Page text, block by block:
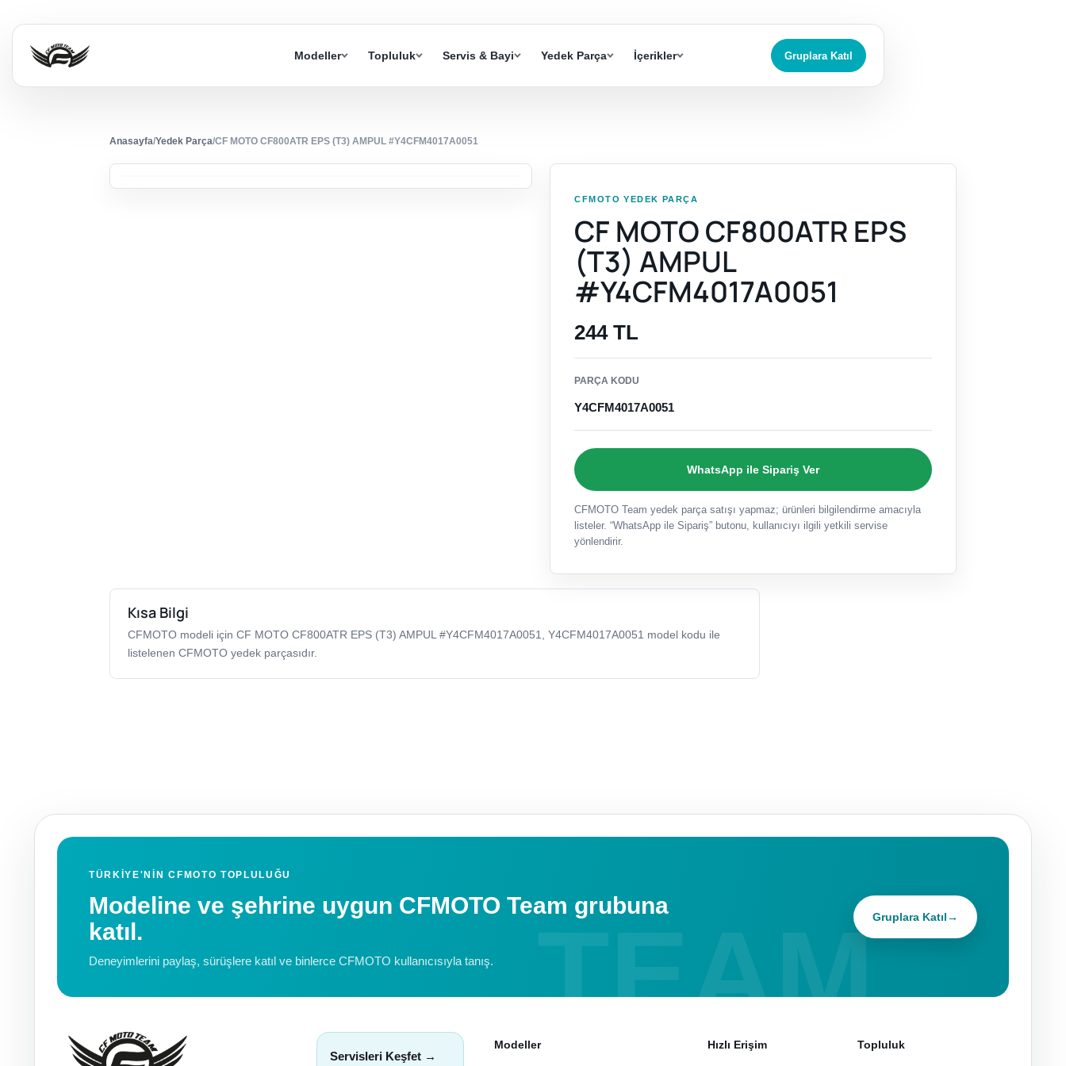
Modeller Topluluk Servis & Bayi Yedek Parça İçerikler Gruplara Katıl
Anasayfa/Yedek Parça/CF MOTO CF800ATR EPS (T3) AMPUL #Y4CFM4017A0051
CFMOTO YEDEK PARÇA
CF MOTO CF800ATR EPS
(T3) AMPUL
#Y4CFM4017A0051
244 TL
PARÇA KODU
Y4CFM4017A0051
WhatsApp ile Sipariş Ver
CFMOTO Team yedek parça satışı yapmaz; ürünleri bilgilendirme amacıyla
listeler. “WhatsApp ile Sipariş” butonu, kullanıcıyı ilgili yetkili servise
yönlendirir.
Kısa Bilgi
CFMOTO modeli için CF MOTO CF800ATR EPS (T3) AMPUL #Y4CFM4017A0051, Y4CFM4017A0051 model kodu ile
listelenen CFMOTO yedek parçasıdır.
TÜRKIYE'NIN CFMOTO TOPLULUĞU
Modeline ve şehrine uygun CFMOTO Team grubuna
katıl.
Deneyimlerini paylaş, sürüşlere katıl ve binlerce CFMOTO kullanıcısıyla tanış.
Gruplara Katıl→
Servisleri Keşfet →
Modeller Hızlı Erişim Topluluk